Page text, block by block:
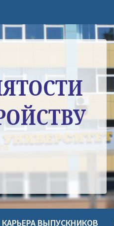
КАРЬЕРА ВЫПУСКНИКОВ